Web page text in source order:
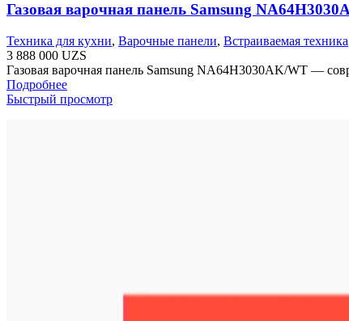
Газовая варочная панель Samsung
Техника для кухни, Варочные панели, Встраиваемая техника
3 888 000 UZS
Газовая варочная панель Samsung NA64H3030AK/WT —
Подробнее
Быстрый просмотр